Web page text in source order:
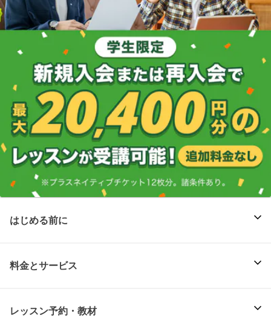
はじめる前に
料金とサービス
レッスン予約・教材